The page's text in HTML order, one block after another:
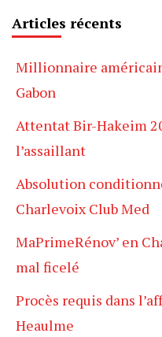
Articles récents
Millionnaire
Gabon
Attentat Bir-Hakeim
l’assaillant
Absolution
Charlevoix Club Med
MaPrimeRénov’ en
mal ficelé
Procès requis dans
Heaulme